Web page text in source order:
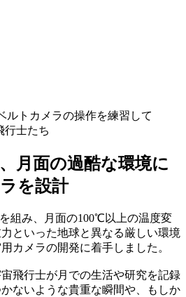
ルトカメラの操作を練習して
行士たち
月面の過酷な環境に
を設計
組み、月面の100℃以上の温度変
といった地球と異なる厳しい環境
カメラの開発に着手しました。
飛行士が月での生活や研究を記録
ないような貴重な瞬間や、もしか